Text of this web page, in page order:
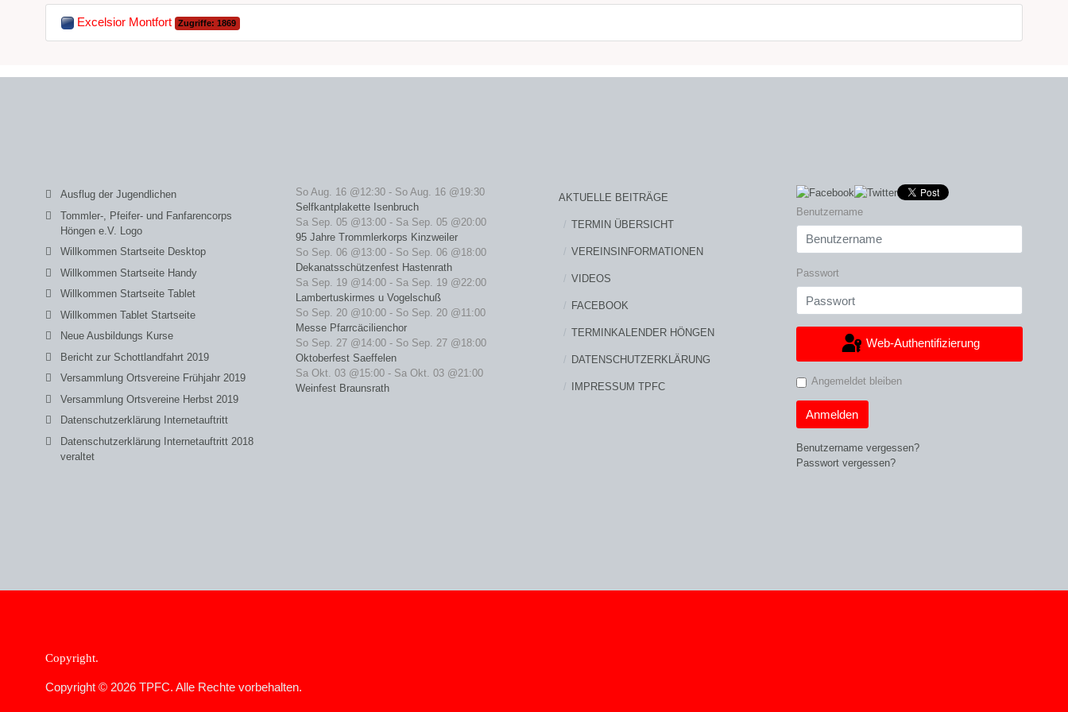
Excelsior Montfort Zugriffe: 1869
Ausflug der Jugendlichen
Tommler-, Pfeifer- und Fanfarencorps
Höngen e.V. Logo
Willkommen Startseite Desktop
Willkommen Startseite Handy
Willkommen Startseite Tablet
Willkommen Tablet Startseite
Neue Ausbildungs Kurse
Bericht zur Schottlandfahrt 2019
Versammlung Ortsvereine Frühjahr 2019
Versammlung Ortsvereine Herbst 2019
Datenschutzerklärung Internetauftritt
Datenschutzerklärung Internetauftritt 2018
veraltet
So Aug. 16 @12:30 - So Aug. 16 @19:30
Selfkantplakette Isenbruch
Sa Sep. 05 @13:00 - Sa Sep. 05 @20:00
95 Jahre Trommlerkorps Kinzweiler
So Sep. 06 @13:00 - So Sep. 06 @18:00
Dekanatsschützenfest Hastenrath
Sa Sep. 19 @14:00 - Sa Sep. 19 @22:00
Lambertuskirmes u Vogelschuß
So Sep. 20 @10:00 - So Sep. 20 @11:00
Messe Pfarrcäcilienchor
So Sep. 27 @14:00 - So Sep. 27 @18:00
Oktoberfest Saeffelen
Sa Okt. 03 @15:00 - Sa Okt. 03 @21:00
Weinfest Braunsrath
AKTUELLE BEITRÄGE
TERMIN ÜBERSICHT
VEREINSINFORMATIONEN
VIDEOS
FACEBOOK
TERMINKALENDER HÖNGEN
DATENSCHUTZERKLÄRUNG
IMPRESSUM TPFC
Benutzername
Passwort
Web-Authentifizierung
Angemeldet bleiben
Anmelden
Benutzername vergessen?
Passwort vergessen?
Copyright
Copyright © 2026 TPFC. Alle Rechte vorbehalten.